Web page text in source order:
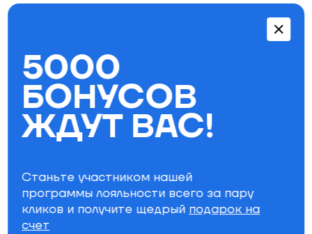
Длина хвоста: 18 см
Характеристики ростовки 105:
Контактная длина: 74 см
Длина носа: 18 см
Длина хвоста: 18 см
Характеристики ростовки 110:
Контактная длина: 79 см
5000
БОНУСОВ
ЖДУТ ВАС!
Станьте участником нашей
программы лояльности всего за пару
кликов и получите щедрый подарок на
счет